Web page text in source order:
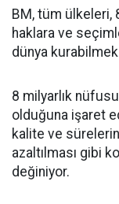
BM, tüm ülkeleri,
haklara ve
dünya
8 milyarlık
olduğuna işaret
kalite ve
azaltılması gibi
değiniyor.